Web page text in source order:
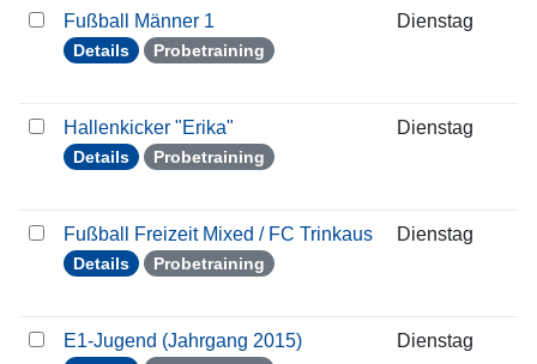
Fußball Männer 1
Details Probetraining
Dienstag
Hallenkicker "Erika"
Details Probetraining
Dienstag
Fußball Freizeit Mixed / FC Trinkaus
Details Probetraining
Dienstag
E1-Jugend (Jahrgang 2015) Dienstag